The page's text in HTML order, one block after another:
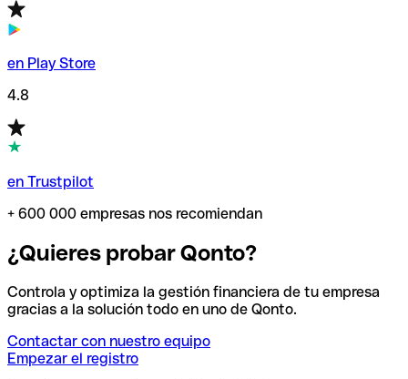
en Play Store
4.8
en Trustpilot
+ 600 000 empresas nos recomiendan
¿Quieres probar Qonto?
Controla y optimiza la gestión financiera de tu empresa
gracias a la solución todo en uno de Qonto.
Contactar con nuestro equipo
Empezar el registro